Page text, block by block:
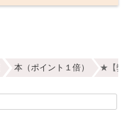
本（ポイント１倍） ★【